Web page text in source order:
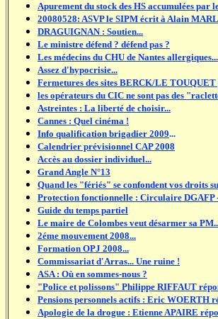
Apurement du stock des HS accumulées par
20080528: ASVP le SIPM écrit à Alain
DRAGUIGNAN : Soutien...
Le ministre défend ? défend pas ?
Les médecins du CHU de Nantes allergiques...
Assez d'hypocrisie...
Fermetures des sites BERCK/LE
les opérateurs du CIC ne sont pas des
Astreintes : La liberté de choisir...
Cannes : Quel cinéma !
Info qualification brigadier 2009...
Calendrier prévisionnel CAP 2008
Accès au dossier individuel...
Grand Angle N°13
Quand les "fériés" se confondent vos droits
Protection fonctionnelle : Circulaire DGAFP
Guide du temps partiel
Le maire de Colombes veut désarmer sa
2éme mouvement 2008...
Formation OPJ 2008...
Commissariat d'Arras... Une ruine !
ASA : Où en sommes-nous ?
"Police et polissons" Philippe RIFFAUT
Pensions personnels actifs : Eric WOERTH
Apologie de la drogue : Etienne APAIRE